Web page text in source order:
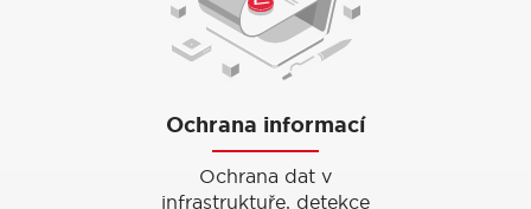
Ochrana informací
Ochrana dat v
infrastruktuře, detekce